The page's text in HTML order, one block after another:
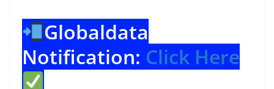
Globaldata
Notification: Click Here